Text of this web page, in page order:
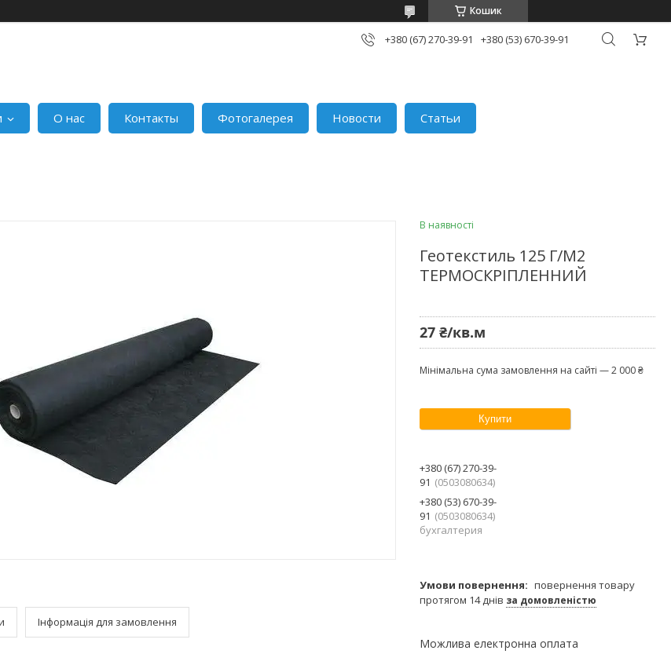
Кошик
+380 (67) 270-39-91 +380 (53) 670-39-91
О нас Контакты Фотогалерея Новости Статьи
Інформація для замовлення
В наявності
Геотекстиль 125 Г/М2
ТЕРМОСКРІПЛЕННИЙ
27 ₴/кв.м
Мінімальна сума замовлення на сайті — 2 000 ₴
Купити
+380 (67) 270-39-
91
0503080634
+380 (53) 670-39-
91
0503080634
бухгалтерия
повернення товару
протягом 14 днів за домовленістю